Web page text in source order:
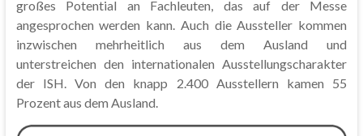
großes Potential an Fachleuten, das auf der Messe
angesprochen werden kann. Auch die Aussteller kommen
inzwischen mehrheitlich aus dem Ausland und
unterstreichen den internationalen Ausstellungscharakter
der ISH. Von den knapp 2.400 Ausstellern kamen 55
Prozent aus dem Ausland.